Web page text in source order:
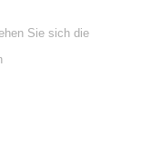
Sie sich die